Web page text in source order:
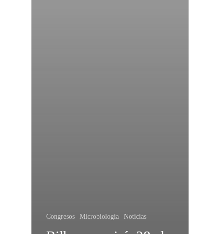
Congresos Microbiología Noticias